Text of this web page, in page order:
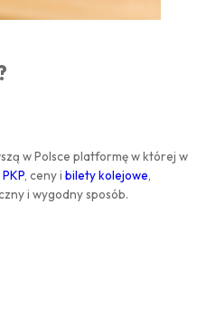
w Polsce platformę w której w
, ceny i bilety kolejowe,
i wygodny sposób.